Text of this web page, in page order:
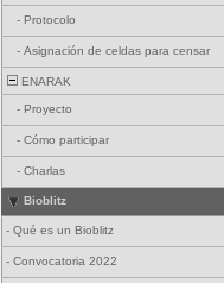
- Protocolo
- Asignación de celdas para censar
ENARAK
- Proyecto
- Cómo participar
- Charlas
Bioblitz
- Qué es un Bioblitz
- Convocatoria 2022